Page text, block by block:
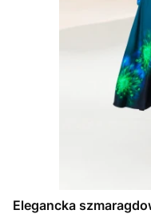
Elegancka